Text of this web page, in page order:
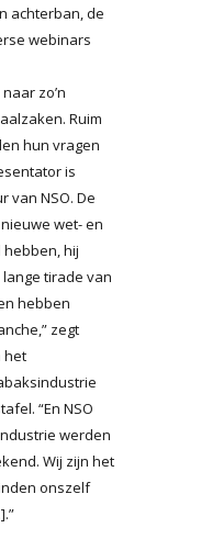
achterban, de
webinars
zo’n
Ruim
hun vragen
is
van NSO. De
wet- en
hebben, hij
tirade van
hebben
zegt
het
“En NSO
werden
Wij zijn het
onszelf